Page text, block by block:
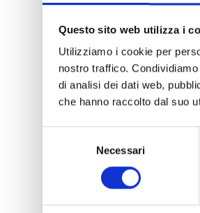
Questo sito web utilizza i
Utilizziamo i cookie per
nostro traffico.
di analisi dei dati web,
che hanno raccolto dal suo
Necessari